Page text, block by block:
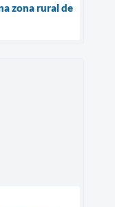
zona rural de